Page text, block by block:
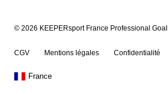
© 2026 KEEPERsport France Professional
CGV Mentions légales Confidentialité
France